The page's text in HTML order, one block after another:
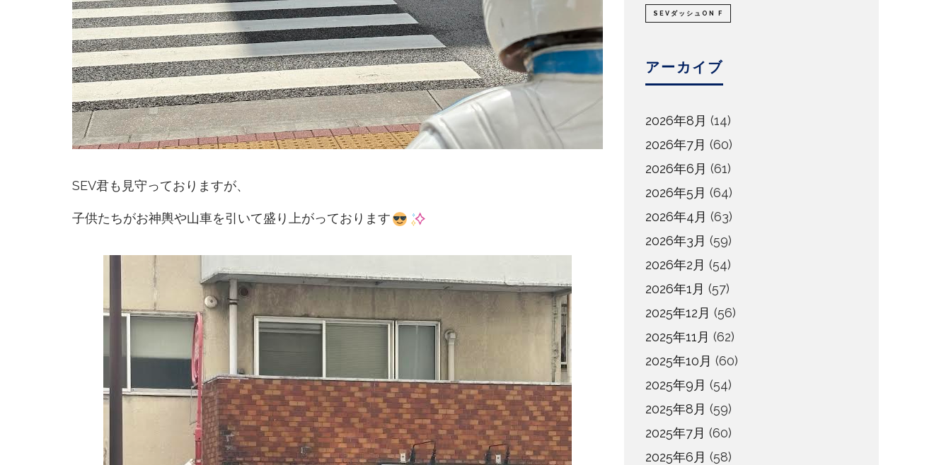
SEV君も見守っておりますが、
子供たちがお神輿や山車を引いて盛り上がっております
SEVダッシュON F
アーカイブ
2026年8月 (14)
2026年7月 (60)
2026年6月 (61)
2026年5月 (64)
2026年4月 (63)
2026年3月 (59)
2026年2月 (54)
2026年1月 (57)
2025年12月 (56)
2025年11月 (62)
2025年10月 (60)
2025年9月 (54)
2025年8月 (59)
2025年7月 (60)
2025年6月 (58)